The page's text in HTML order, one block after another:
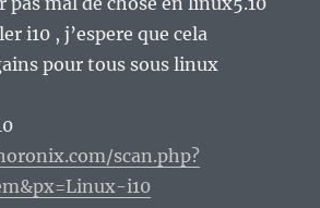
i10 , j’espere que cela
pour tous sous linux
scan.php?
i10